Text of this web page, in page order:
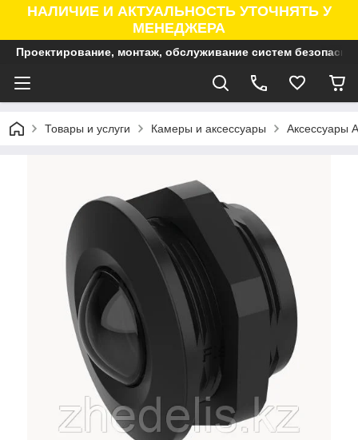
НАЛИЧИЕ И АКТУАЛЬНОСТЬ УТОЧНЯТЬ У
МЕНЕДЖЕРА
Проектирование, монтаж, обслуживание систем
Товары и услуги Камеры и аксессуары Аксессуары